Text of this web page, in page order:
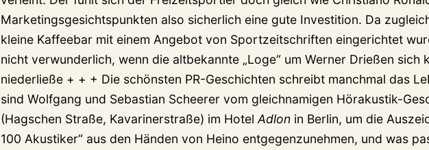
Marketingsgesichtspunkten also sicherlich eine gute Investition. Da
kleine Kaffeebar mit einem Angebot von Sportzeitschriften eingerichtet
nicht verwunderlich, wenn die altbekannte „Loge“ um Werner Drießen sich
niederließe + + + Die schönsten PR-Geschichten schreibt manchmal das
sind Wolfgang und Sebastian Scheerer vom gleichnamigen Hörakustik-
(Hagschen Straße, Kavarinerstraße) im HotelAdlon in Berlin, um die
100 Akustiker“ aus den Händen von Heino entgegenzunehmen, und was